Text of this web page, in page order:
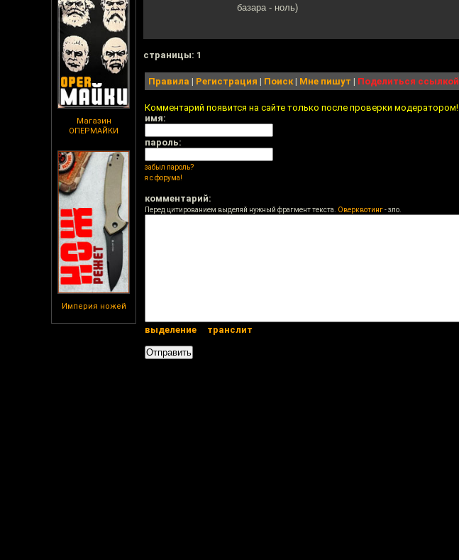
Магазин
ОПЕРМАЙКИ
Империя ножей
базара - ноль)
cтраницы: 1
Правила | Регистрация | Поиск| Мне пишут | Поделиться ссылкой
Комментарий появится на сайте только после проверки модератором!
имя:
пароль:
забыл пароль?
я с форума!
комментарий:
Перед цитированием выделяй нужный фрагмент текста. Оверквотинг- зло.
выделение транслит